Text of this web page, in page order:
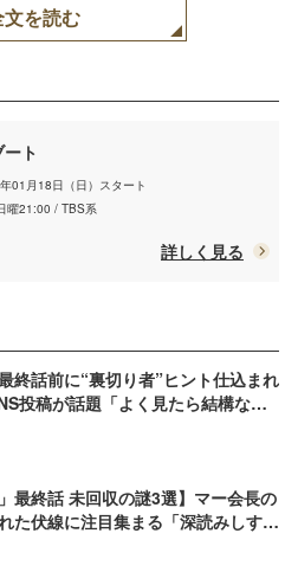
文を読む
ート
01月18日（日）スタート
曜21:00 / TBS系
詳しく見る
終話前に“裏切り者”ヒント仕込まれ
投稿が話題「よく見たら結構なヒ
最終話 未回収の謎3選】マー会長の
た伏線に注目集まる「深読みしすぎ